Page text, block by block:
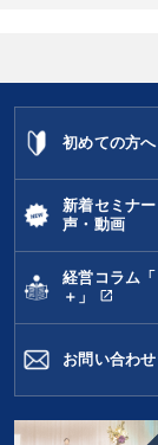
デジタルマーケテ
リピート イ
※「更新」を押すと「タ
初めての方へ
新着セミナ
声・動画
経営コラム
＋」
open_in_new
お問い合わせ